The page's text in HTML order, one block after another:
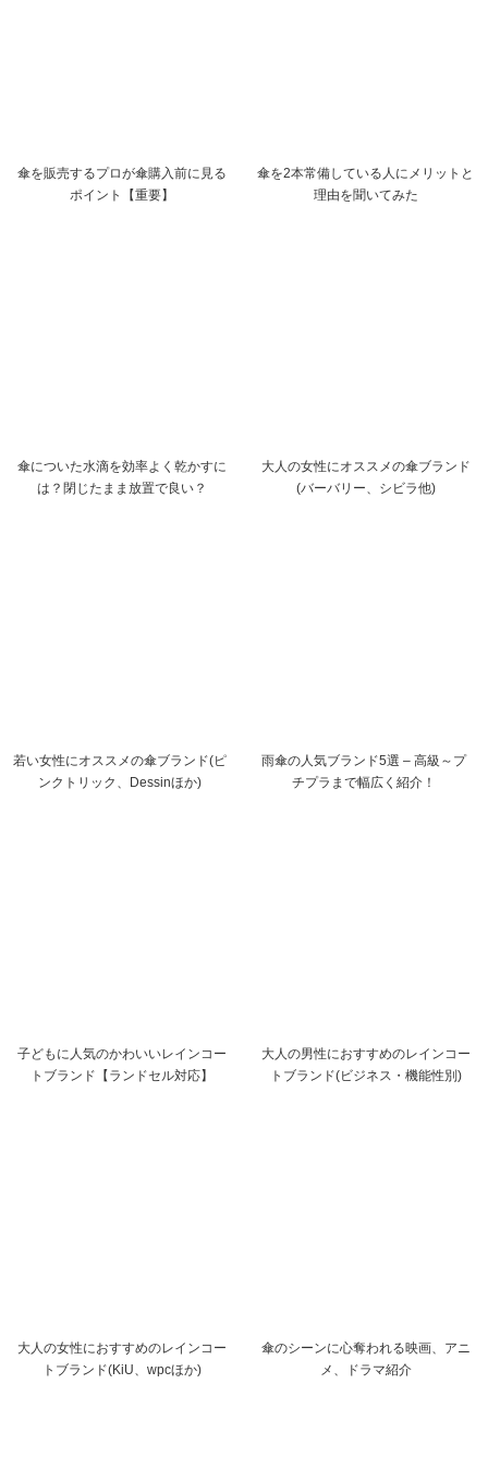
傘を販売するプロが傘購入前に見る
ポイント【重要】
傘を2本常備している人にメリットと
理由を聞いてみた
傘についた水滴を効率よく乾かすに
は？閉じたまま放置で良い？
大人の女性にオススメの傘ブランド
(バーバリー、シビラ他)
若い女性にオススメの傘ブランド(ピ
ンクトリック、Dessinほか)
雨傘の人気ブランド5選 – 高級～プ
チプラまで幅広く紹介！
子どもに人気のかわいいレインコー
トブランド【ランドセル対応】
大人の男性におすすめのレインコー
トブランド(ビジネス・機能性別)
大人の女性におすすめのレインコー
トブランド(KiU、wpcほか)
傘のシーンに心奪われる映画、アニ
メ、ドラマ紹介